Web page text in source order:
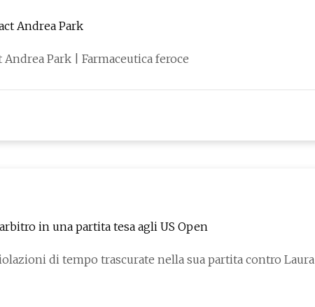
Andrea Park
Riflettori Fierce 50: sedia categoria Social Impact Andrea Park | Farmaceutica feroce
in una partita tesa agli US Open
di tempo trascurate nella sua partita contro Laura